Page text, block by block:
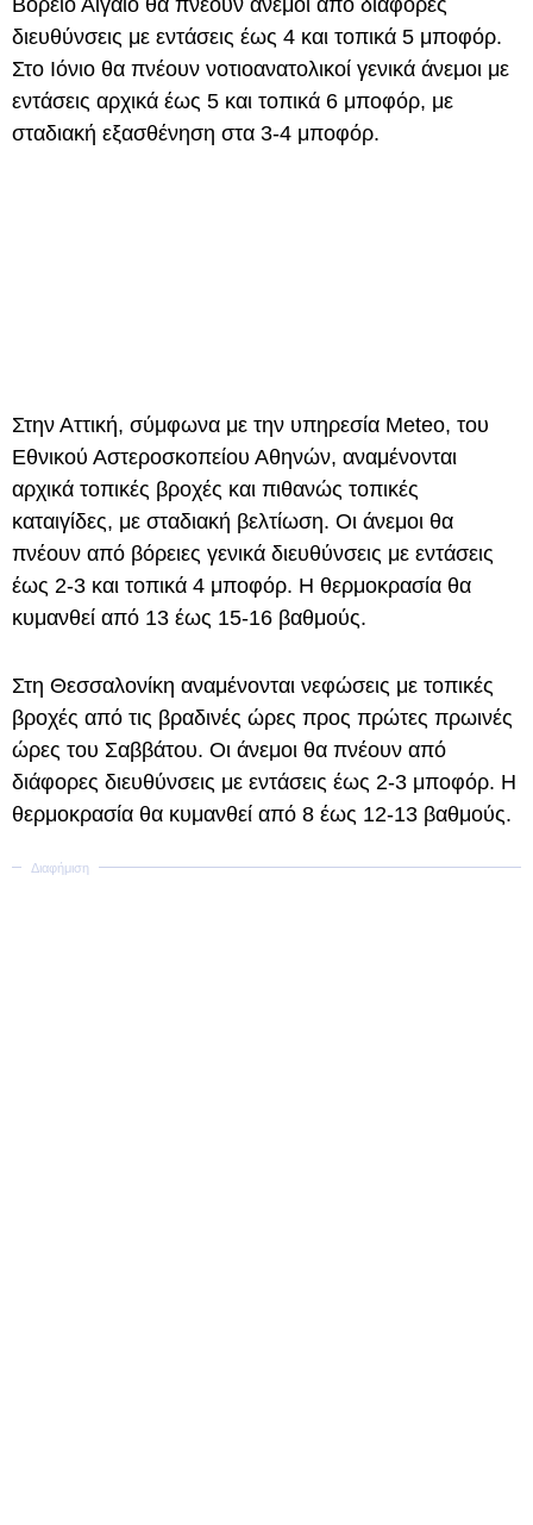
Βόρειο Αιγαίο θα πνέουν άνεμοι από διάφορες
διευθύνσεις με εντάσεις έως 4 και τοπικά 5 μποφόρ.
Στο Ιόνιο θα πνέουν νοτιοανατολικοί γενικά άνεμοι με
εντάσεις αρχικά έως 5 και τοπικά 6 μποφόρ, με
σταδιακή εξασθένηση στα 3-4 μποφόρ.
Στην Αττική, σύμφωνα με την υπηρεσία Meteo, του
Εθνικού Αστεροσκοπείου Αθηνών, αναμένονται
αρχικά τοπικές βροχές και πιθανώς τοπικές
καταιγίδες, με σταδιακή βελτίωση. Οι άνεμοι θα
πνέουν από βόρειες γενικά διευθύνσεις με εντάσεις
έως 2-3 και τοπικά 4 μποφόρ. Η θερμοκρασία θα
κυμανθεί από 13 έως 15-16 βαθμούς.
Στη Θεσσαλονίκη αναμένονται νεφώσεις με τοπικές
βροχές από τις βραδινές ώρες προς πρώτες πρωινές
ώρες του Σαββάτου. Οι άνεμοι θα πνέουν από
διάφορες διευθύνσεις με εντάσεις έως 2-3 μποφόρ. Η
θερμοκρασία θα κυμανθεί από 8 έως 12-13 βαθμούς.